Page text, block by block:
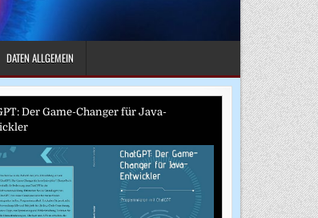
DATEN ALLGEMEIN
Der Game-Changer für Java-